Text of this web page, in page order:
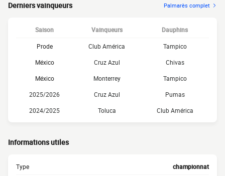
Derniers vainqueurs Palmarès complet
Saison Vainqueurs Dauphins
Prode Club América
Tampico
México
Cruz Azul
Chivas
México
Monterrey
Tampico
2025/2026
Cruz Azul
Pumas
2024/2025
Toluca Club América
Informations utiles
Type championnat